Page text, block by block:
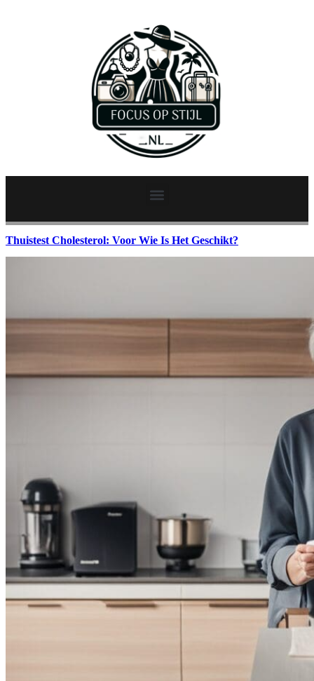
Thuistest Cholesterol: Voor Wie Is Het Geschikt?